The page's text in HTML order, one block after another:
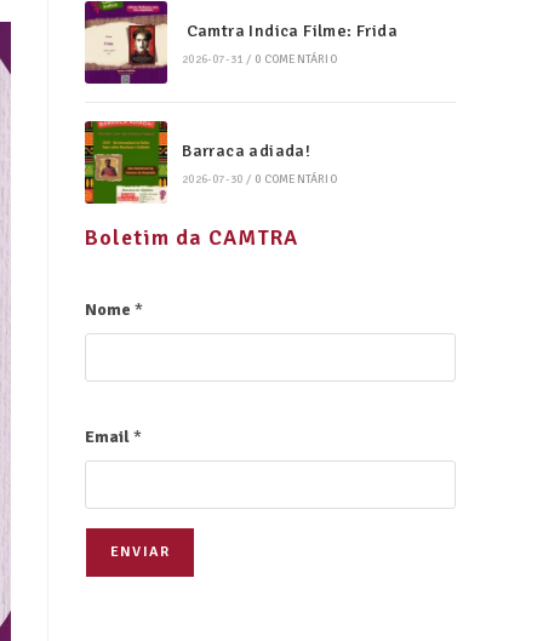
Camtra Indica Filme: Frida
2026-07-31 / 0 COMENTÁRIO
Barraca adiada!
2026-07-30 / 0 COMENTÁRIO
Boletim da CAMTRA
Nome *
Email*
ENVIAR